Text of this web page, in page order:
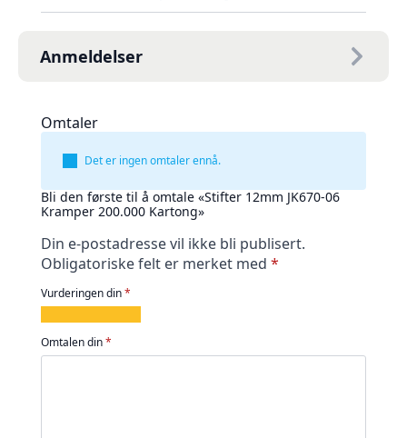
Anmeldelser
Omtaler
Det er ingen omtaler ennå.
Bli den første til å omtale «Stifter 12mm JK670-06
Kramper 200.000 Kartong»
Din e-postadresse vil ikke bli publisert.
Obligatoriske felt er merket med *
Vurderingen din*
av
5
av
5
av
5
av
5 5
Omtalen din*